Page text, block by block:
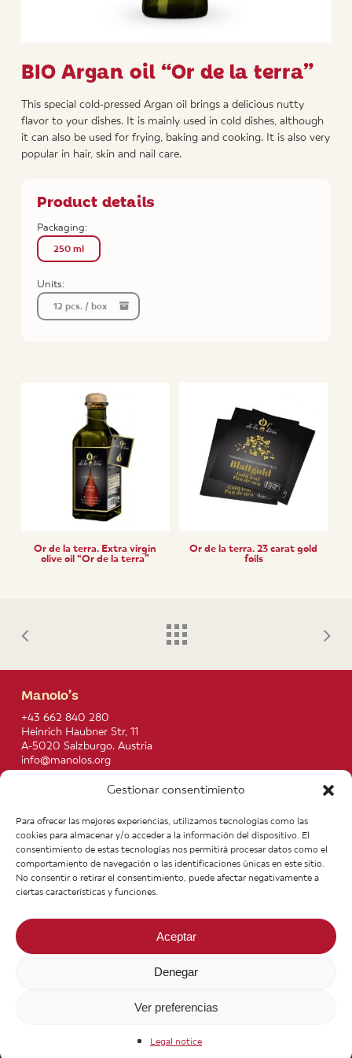
Gestionar consentimiento
Para ofrecer las mejores experiencias, utilizamos tecnologías como las
cookies para almacenar y/o acceder a la información del dispositivo. El
consentimiento de estas tecnologías nos permitirá procesar datos como el
comportamiento de navegación o las identificaciones únicas en este sitio.
No consentir o retirar el consentimiento, puede afectar negativamente a
ciertas características y funciones.
Aceptar
Denegar
Ver preferencias
Legal notice
BIO Argan oil “Or de la terra”
This special cold-pressed Argan oil brings a delicious nutty
flavor to your dishes. It is mainly used in cold dishes, although
it can also be used for frying, baking and cooking. It is also very
popular in hair, skin and nail care.
Product details
Packaging:
250 ml
Units:
12 pcs. / box
Or de la terra. Extra virgin
olive oil “Or de la terra”
Or de la terra. 23 carat gold
foils
Manolo’s
+43 662 840 280
Heinrich Haubner Str, 11
A-5020 Salzburgo. Austria
info@manolos.org
About us
Products
Infos
News
Contact
Join our Team
Legal notice
General Terms of Purchase
facebook
youtubeinstagram
phone